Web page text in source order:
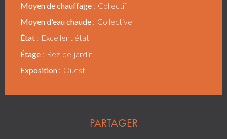
Moyen de chauffage
Collectif
Moyen d'eau chaude
Collective
État
Excellent état
Étage
Rez-de-jardin
Exposition
Ouest
PARTAGER